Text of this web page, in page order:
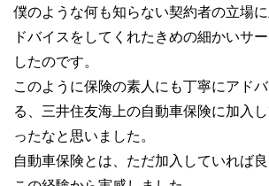
僕のような何も知らない契約者の立場
ドバイスをしてくれたきめの細かいサ
したのです。
このように保険の素人にも丁寧にアド
る、三井住友海上の自動車保険に加入
ったなと思いました。
自動車保険とは、ただ加入していれば良